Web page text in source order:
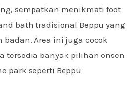
sempatkan menikmati foot
bath tradisional Beppu yang
badan. Area ini juga cocok
tersedia banyak pilihan onsen
park seperti Beppu